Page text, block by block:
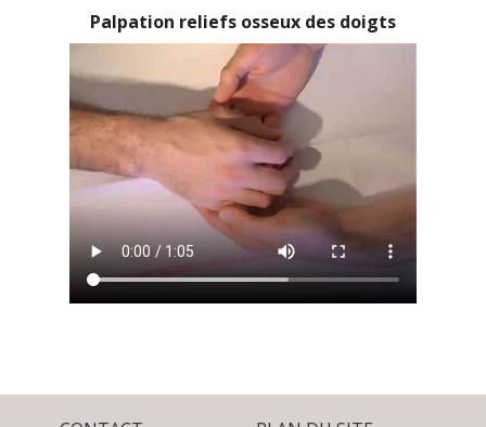
Palpation reliefs osseux des doigts